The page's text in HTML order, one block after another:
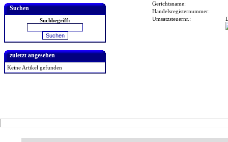
Suchen
Suchbegriff:
zuletzt angesehen
Keine Artikel gefunden
Gerichtsname:
Handelsregisternummer:
Umsatzsteuernr.: